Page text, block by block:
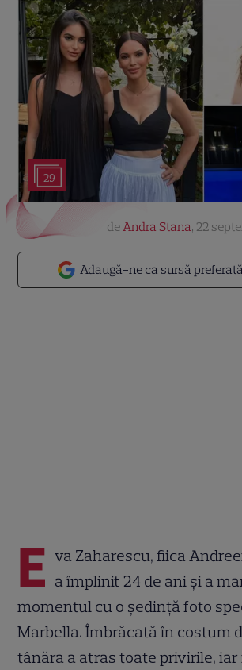
29
Adaugă-ne ca sursă
deAndra Stana, 22
E va Zaharescu, fiica
a împlinit 24 de ani și a
momentul cu o ședință foto
Marbella. Îmbrăcată în costum
tânăra a atras toate privirile,